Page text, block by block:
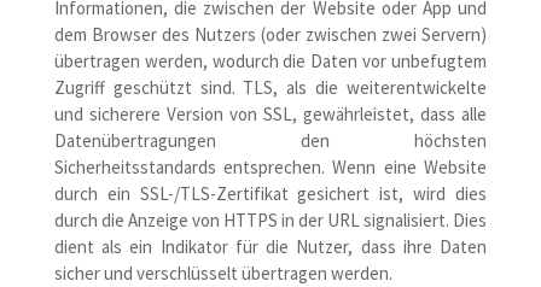
Informationen, die zwischen der Website oder App und
dem Browser des Nutzers (oder zwischen zwei Servern)
übertragen werden, wodurch die Daten vor unbefugtem
Zugriff geschützt sind. TLS, als die weiterentwickelte
und sicherere Version von SSL, gewährleistet, dass alle
Datenübertragungen den höchsten
Sicherheitsstandards entsprechen. Wenn eine Website
durch ein SSL-/TLS-Zertifikat gesichert ist, wird dies
durch die Anzeige von HTTPS in der URL signalisiert. Dies
dient als ein Indikator für die Nutzer, dass ihre Daten
sicher und verschlüsselt übertragen werden.